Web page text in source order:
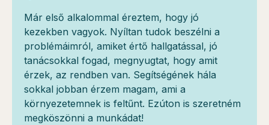
Már első alkalommal éreztem, hogy jó
kezekben vagyok. Nyíltan tudok beszélni a
problémáimról, amiket értő hallgatással, jó
tanácsokkal fogad, megnyugtat, hogy amit
érzek, az rendben van. Segítségének hála
sokkal jobban érzem magam, ami a
környezetemnek is feltűnt. Ezúton is szeretném
megköszönni a munkádat!